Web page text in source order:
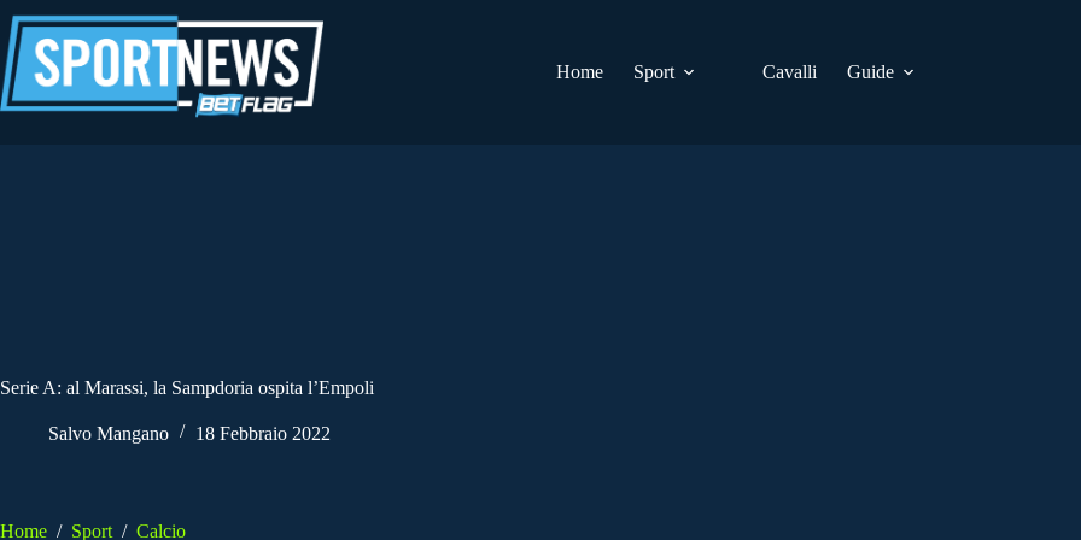
al
contenuto
Home
Sport Cavalli Guide
Serie A: al Marassi, la Sampdoria ospita l’Empoli
Salvo Mangano 18 Febbraio 2022
Home / Sport / Calcio